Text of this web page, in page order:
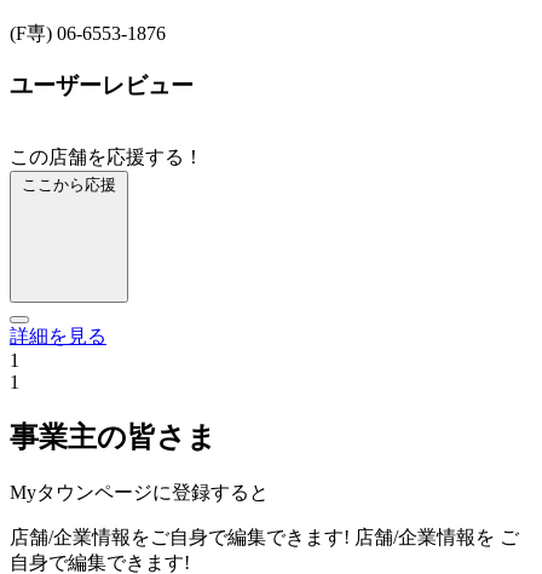
(F専) 06-6553-1876
ユーザーレビュー
この店舗を応援する！
ここから応援
詳細を見る
1
1
事業主の皆さま
Myタウンページに登録すると
店舗/企業情報をご自身で編集できます! 店舗/企業情報を ご
自身で編集できます!